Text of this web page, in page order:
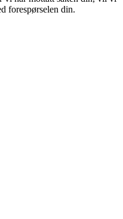
forespørselen din.